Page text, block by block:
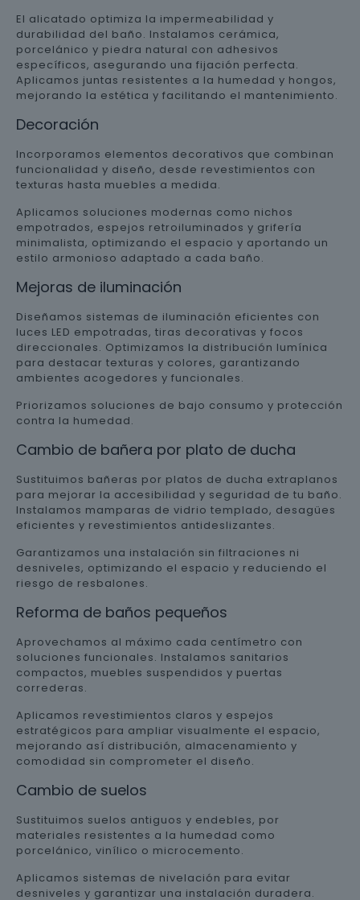
El alicatado optimiza la impermeabilidad y
durabilidad del baño. Instalamos cerámica,
porcelánico y piedra natural con adhesivos
específicos, asegurando una fijación perfecta.
Aplicamos juntas resistentes a la humedad y hongos,
mejorando la estética y facilitando el mantenimiento.
Decoración
Incorporamos elementos decorativos que combinan
funcionalidad y diseño, desde revestimientos con
texturas hasta muebles a medida.
Aplicamos soluciones modernas como nichos
empotrados, espejos retroiluminados y grifería
minimalista, optimizando el espacio y aportando un
estilo armonioso adaptado a cada baño.
Mejoras de iluminación
Diseñamos sistemas de iluminación eficientes con
luces LED empotradas, tiras decorativas y focos
direccionales. Optimizamos la distribución lumínica
para destacar texturas y colores, garantizando
ambientes acogedores y funcionales.
Priorizamos soluciones de bajo consumo y protección
contra la humedad.
Cambio de bañera por plato de ducha
Sustituimos bañeras por platos de ducha extraplanos
para mejorar la accesibilidad y seguridad de tu baño.
Instalamos mamparas de vidrio templado, desagües
eficientes y revestimientos antideslizantes.
Garantizamos una instalación sin filtraciones ni
desniveles, optimizando el espacio y reduciendo el
riesgo de resbalones.
Reforma de baños pequeños
Aprovechamos al máximo cada centímetro con
soluciones funcionales. Instalamos sanitarios
compactos, muebles suspendidos y puertas
correderas.
Aplicamos revestimientos claros y espejos
estratégicos para ampliar visualmente el espacio,
mejorando así distribución, almacenamiento y
comodidad sin comprometer el diseño.
Cambio de suelos
Sustituimos suelos antiguos y endebles, por
materiales resistentes a la humedad como
porcelánico, vinílico o microcemento.
Aplicamos sistemas de nivelación para evitar
desniveles y garantizar una instalación duradera.